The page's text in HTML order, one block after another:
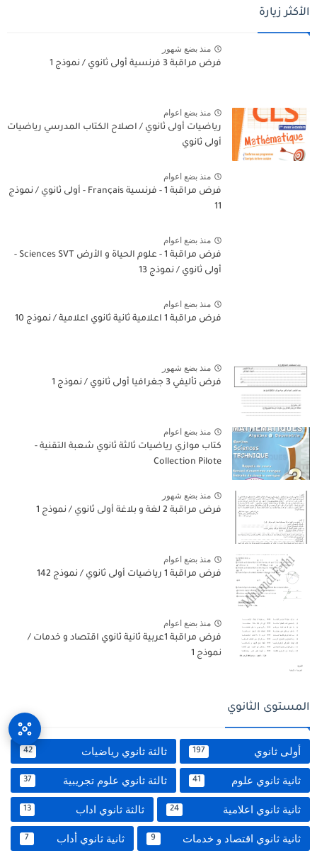
الأكثر زيارة
منذ بضع شهور
فرض مراقبة 3 فرنسية أولى ثانوي / نموذج 1
منذ بضع اعوام
رياضيات أولى ثانوي / اصلاح الكتاب المدرسي رياضيات
أولى ثانوي
منذ بضع اعوام
فرض مراقبة 1 - فرنسية Français - أولى ثانوي / نموذج
11
منذ بضع اعوام
فرض مراقبة 1 - علوم الحياة و الأرض Sciences SVT -
أولى ثانوي / نموذج 13
منذ بضع اعوام
فرض مراقبة 1 اعلامية ثانية ثانوي اعلامية / نموذج 10
منذ بضع شهور
فرض تأليفي 3 جغرافيا أولى ثانوي / نموذج 1
منذ بضع اعوام
كتاب موازي رياضيات ثالثة ثانوي شعبة التقنية -
Collection Pilote
منذ بضع شهور
فرض مراقبة 2 لغة و بلاغة أولى ثانوي / نموذج 1
منذ بضع اعوام
فرض مراقبة 1 رياضيات أولى ثانوي / نموذج 142
منذ بضع اعوام
فرض مراقبة 1عربية ثانية ثانوي اقتصاد و خدمات /
نموذج 1
المستوى الثانوي
أولى ثانوي 197 ثالثة ثانوي رياضيات 42
ثانية ثانوي علوم 41 ثالثة ثانوي علوم تجريبية 37
ثانية ثانوي اعلامية 24 ثالثة ثانوي اداب 13
ثانية ثانوي اقتصاد و خدمات 9 ثانية ثانوي أداب 7